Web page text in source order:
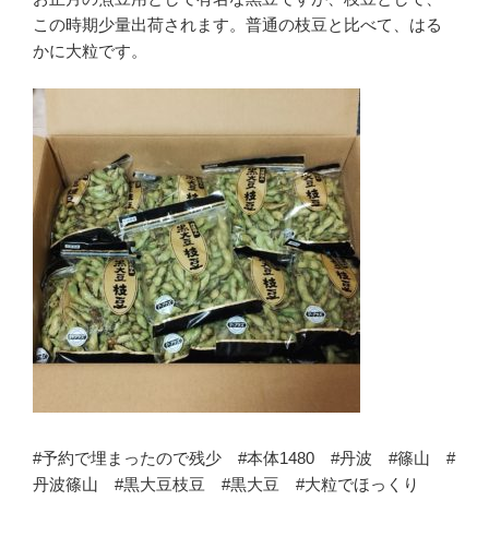
この時期少量出荷されます。普通の枝豆と比べて、はる
かに大粒です。
#予約で埋まったので残少 #本体1480 #丹波 #篠山 #
丹波篠山 #黒大豆枝豆 #黒大豆 #大粒でほっくり